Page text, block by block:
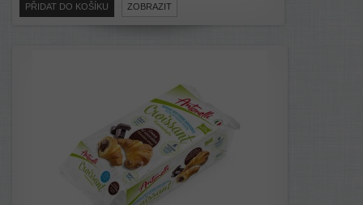
PŘIDAT DO KOŠÍKU ZOBRAZIT